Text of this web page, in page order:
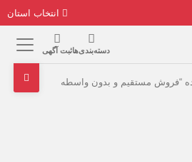
دسته‌بندی‌هاثبت آگهی
“فروش مستقیم و بدون واسطه